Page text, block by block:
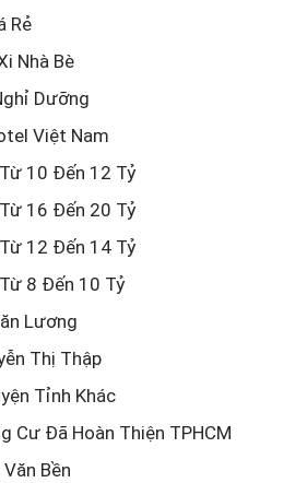
Rẻ
Nhà Bè
Dưỡng
Việt Nam
10 Đến 12 Tỷ
16 Đến 20 Tỷ
12 Đến 14 Tỷ
8 Đến 10 Tỷ
Lương
Thị Thập
Tỉnh Khác
Cư Đã Hoàn Thiện TPHCM
Bền